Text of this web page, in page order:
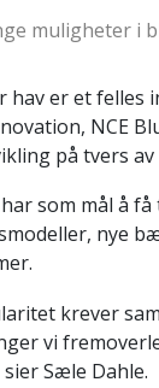
muligheter i
hav er et felles
NCE
på tvers
som mål å
nye
krever
vi
Sæle Dahle.